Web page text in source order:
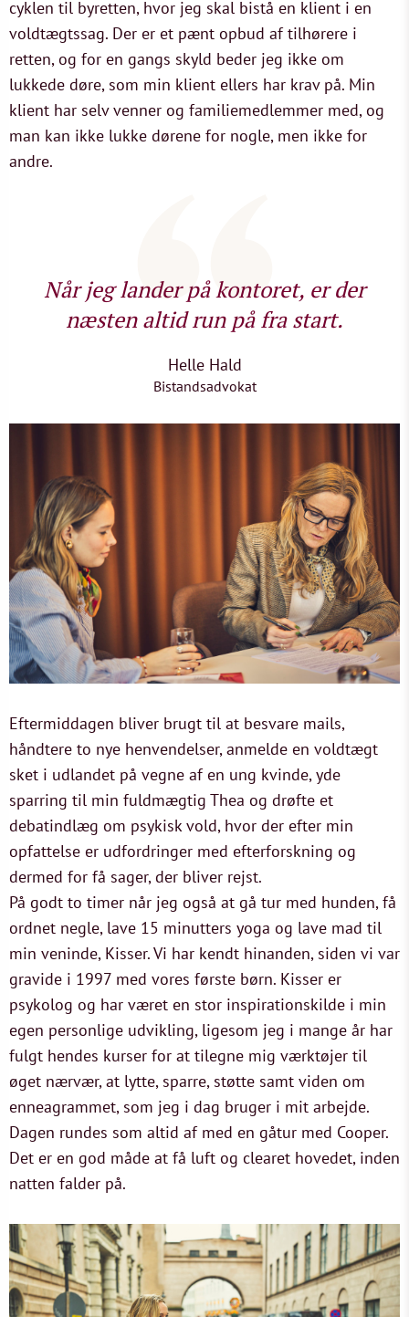
cyklen til byretten, hvor jeg skal bistå en klient i en
voldtægtssag. Der er et pænt opbud af tilhørere i
retten, og for en gangs skyld beder jeg ikke om
lukkede døre, som min klient ellers har krav på. Min
klient har selv venner og familiemedlemmer med, og
man kan ikke lukke dørene for nogle, men ikke for
andre.
Når jeg lander på kontoret, er der
næsten altid run på fra start.
Helle Hald
Bistandsadvokat
Eftermiddagen bliver brugt til at besvare mails,
håndtere to nye henvendelser, anmelde en voldtægt
sket i udlandet på vegne af en ung kvinde, yde
sparring til min fuldmægtig Thea og drøfte et
debatindlæg om psykisk vold, hvor der efter min
opfattelse er udfordringer med efterforskning og
dermed for få sager, der bliver rejst.
På godt to timer når jeg også at gå tur med hunden, få
ordnet negle, lave 15 minutters yoga og lave mad til
min veninde, Kisser. Vi har kendt hinanden, siden vi var
gravide i 1997 med vores første børn. Kisser er
psykolog og har været en stor inspirationskilde i min
egen personlige udvikling, ligesom jeg i mange år har
fulgt hendes kurser for at tilegne mig værktøjer til
øget nærvær, at lytte, sparre, støtte samt viden om
enneagrammet, som jeg i dag bruger i mit arbejde.
Dagen rundes som altid af med en gåtur med Cooper.
Det er en god måde at få luft og clearet hovedet, inden
natten falder på.